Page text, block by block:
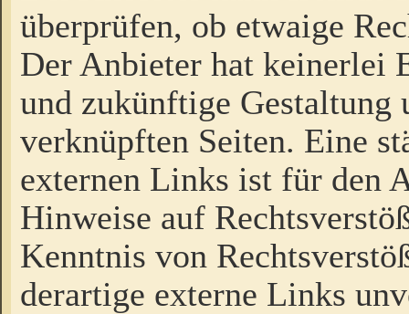
überprüfen, ob etwaige
Der Anbieter hat keinerlei
und zukünftige Gestaltung
verknüpften Seiten. Eine
externen Links ist für den
Hinweise auf
Kenntnis von
derartige externe Links